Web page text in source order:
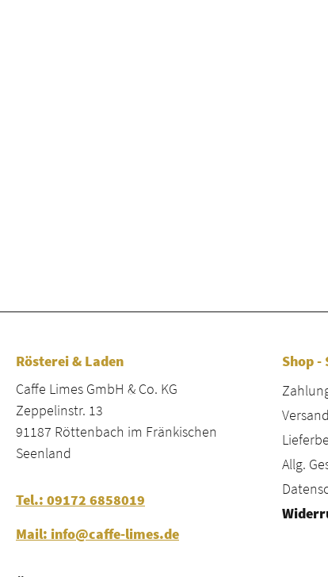
Rösterei & Laden
Caffe Limes GmbH & Co. KG
Zeppelinstr. 13
91187 Röttenbach im Fränkischen
Seenland
Tel.: 09172 6858019
Mail: info@caffe-limes.de
Shop -
Allg.